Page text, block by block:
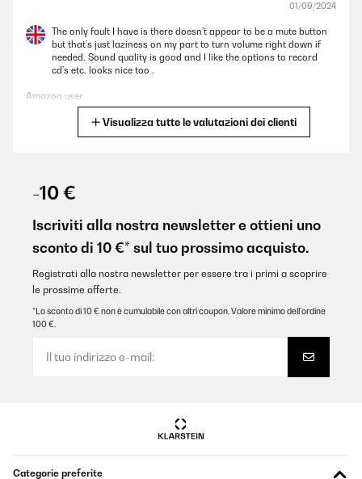
01/09/2024
The only fault I have is there doesn’t appear to be a mute button
but that’s just laziness on my part to turn volume right down if
needed. Sound quality is good and I like the options to record
cd’s etc. looks nice too .
Amazon user
Amazon-Benutzer
VALUTAZIONE VERIFICATA
Great quality looks good and sounds great.
22/07/2024
Visualizza tutte le valutazioni dei clienti
-10 €
Iscriviti alla nostra newsletter e ottieni uno
sconto di 10 €* sul tuo prossimo acquisto.
Registrati alla nostra newsletter per essere tra i primi a scoprire
le prossime offerte.
*Lo sconto di 10 € non è cumulabile con altri coupon. Valore minimo dell’ordine
100 €.
Categorie preferite